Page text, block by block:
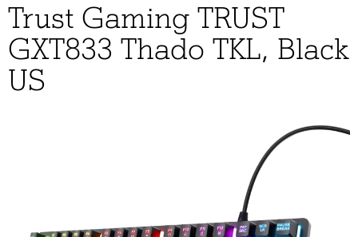
Trust Gaming TRUST
GXT833 Thado TKL, Black
US